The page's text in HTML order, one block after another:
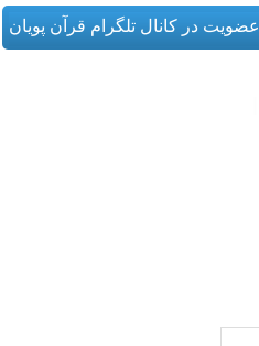
عضویت در کانال تلگرام قرآن پویان